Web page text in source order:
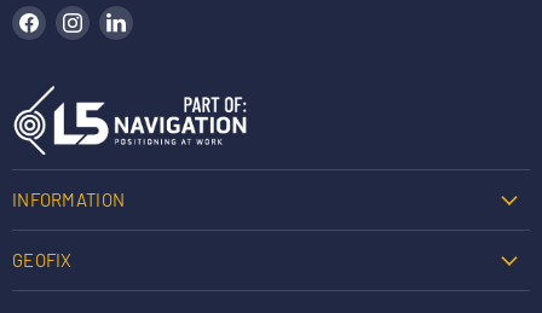
Hitta oss på Facebook
Hitta oss på Instagram
INFORMATION
GEOFIX